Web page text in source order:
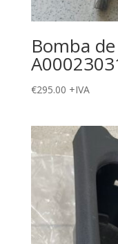
Bomba
€295.00 +IVA